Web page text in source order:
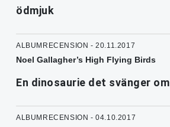
ödmjuk
ALBUMRECENSION - 20.11.2017
Noel Gallagher’s High Flying Birds
En dinosaurie det svänger om
ALBUMRECENSION - 04.10.2017